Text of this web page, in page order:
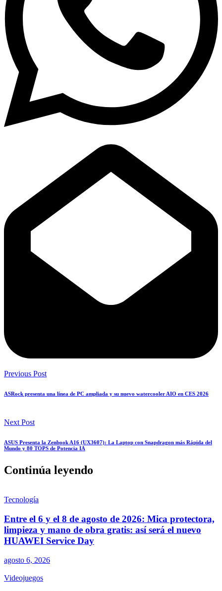
Previous Post
ASRock presenta una línea de PC ampliada y su nuevo watercooler AIO en CES 2026
Next Post
ASUS Presenta la Zenbook A16 (UX3607): La Laptop con Snapdragon más Rápida del
Mundo y 80 TOPS de Potencia IA
Continúa leyendo
Tecnología
Entre el 6 y el 8 de agosto de 2026: Mica protectora,
limpieza y mano de obra gratis: así será el nuevo
HUAWEI Service Day
agosto 6, 2026
Videojuegos